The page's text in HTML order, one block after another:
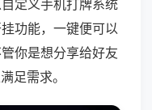
定义手机打牌系统
功能，一键便可以
你是想分享给好友
足需求。